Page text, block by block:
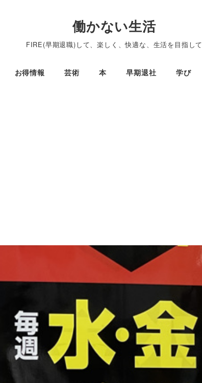
働かない生活
FIRE(早期退職)して、楽しく、快適な、生活を目指して
お得情報 芸術 本 早期退社 学び